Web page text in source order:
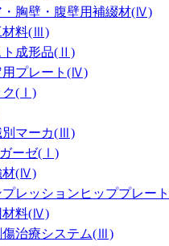
胸壁・腹壁用補綴材(Ⅳ)
料(Ⅲ)
成形品(Ⅱ)
プレート (Ⅳ)
(Ⅰ)
マーカ(Ⅲ)
ーゼ(Ⅰ)
材(Ⅳ)
レッションヒッププレート
材料(Ⅳ)
治療システム(Ⅲ)